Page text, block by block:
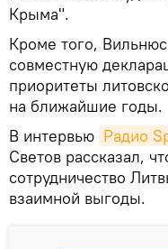
Крыма".
Кроме того,
совместную
приоритеты
на ближайшие годы.
В интервью Радио
Светов рассказал,
сотрудничество
взаимной выгоды.